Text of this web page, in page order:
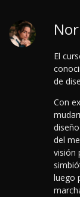
El
de
Con
del
visión
luego